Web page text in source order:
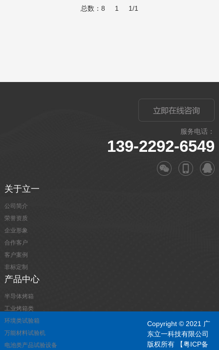
总数：8 1 1/1
服务电话：
139-2292-6549
关于立一
公司简介
荣誉资质
企业形象
合作客户
客户案例
非标定制
产品中心
半导体烤箱
工业烤箱类
环境类试验箱
万能材料试验机
电池类产品试验设备
Copyright © 2021 广
东立一科技有限公司
版权所有
【粤ICP备